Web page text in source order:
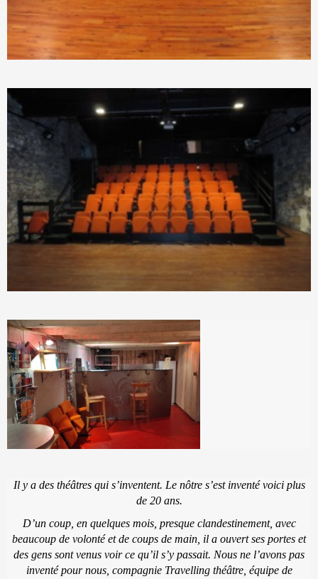
Il y a des théâtres qui s’inventent. Le nôtre s’est inventé voici plus
de 20 ans.
D’un coup, en quelques mois, presque clandestinement, avec
beaucoup de volonté et de coups de main, il a ouvert ses portes et
des gens sont venus voir ce qu’il s’y passait. Nous ne l’avons pas
inventé pour nous, compagnie Travelling théâtre, équipe de